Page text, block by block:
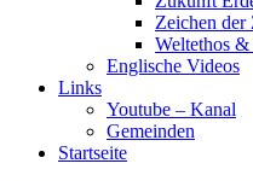
Zeichen der
Weltethos
Englische Videos
Links
Youtube – Kanal
Gemeinden
Startseite